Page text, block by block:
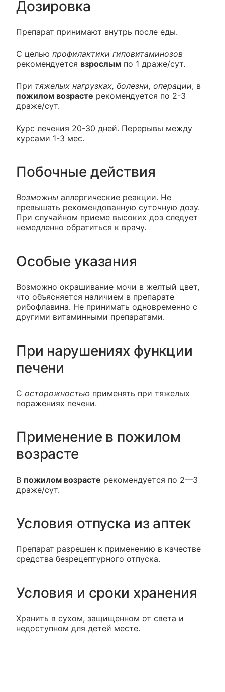
Дозировка
Препарат принимают внутрь после еды.
С целью профилактики гиповитаминозов
рекомендуется взрослым по 1 драже/сут.
При тяжелых нагрузках, болезни, операции, в
пожилом возрасте рекомендуется по 2-3
драже/сут.
Курс лечения 20-30 дней. Перерывы между
курсами 1-3 мес.
Побочные действия
Возможны аллергические реакции. Не
превышать рекомендованную суточную дозу.
При случайном приеме высоких доз следует
немедленно обратиться к врачу.
Особые указания
Возможно окрашивание мочи в желтый цвет,
что объясняется наличием в препарате
рибофлавина. Не принимать одновременно с
другими витаминными препаратами.
При нарушениях функции
печени
С осторожностью применять при тяжелых
поражениях печени.
Применение в пожилом
возрасте
В пожилом возрасте рекомендуется по 2—3
драже/сут.
Условия отпуска из аптек
Препарат разрешен к применению в качестве
средства безрецептурного отпуска.
Условия и сроки хранения
Хранить в сухом, защищенном от света и
недоступном для детей месте.